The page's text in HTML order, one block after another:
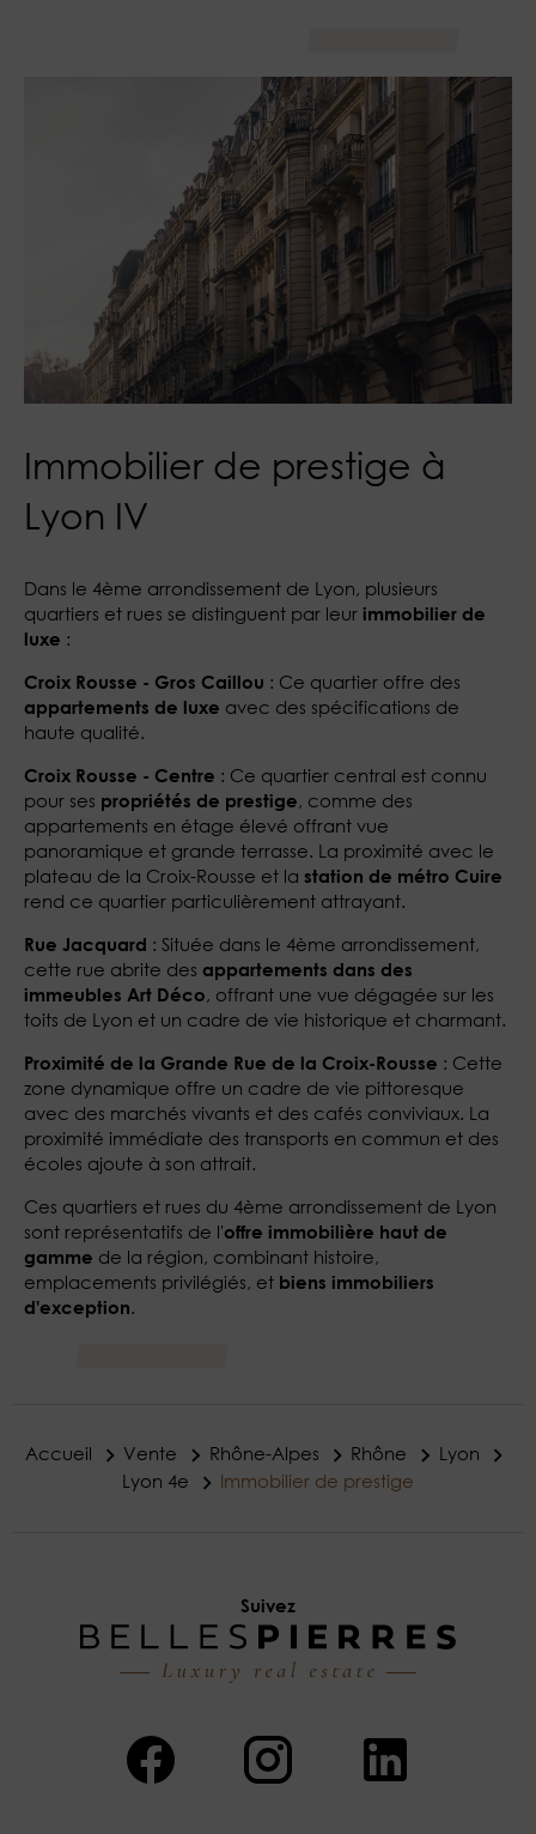
Immobilier de prestige à
Lyon IV
Dans le 4ème arrondissement de Lyon, plusieurs
quartiers et rues se distinguent par leur immobilier de
luxe :
Croix Rousse - Gros Caillou : Ce quartier offre des
appartements de luxe avec des spécifications de
haute qualité.
Croix Rousse - Centre : Ce quartier central est connu
pour ses propriétés de prestige, comme des
appartements en étage élevé offrant vue
panoramique et grande terrasse. La proximité avec le
plateau de la Croix-Rousse et la station de métro Cuire
rend ce quartier particulièrement attrayant​.
Rue Jacquard : Située dans le 4ème arrondissement,
cette rue abrite des appartements dans des
immeubles Art Déco, offrant une vue dégagée sur les
toits de Lyon et un cadre de vie historique et charmant​​.
Proximité de la Grande Rue de la Croix-Rousse : Cette
zone dynamique offre un cadre de vie pittoresque
avec des marchés vivants et des cafés conviviaux. La
proximité immédiate des transports en commun et des
écoles ajoute à son attrait​.
Ces quartiers et rues du 4ème arrondissement de Lyon
sont représentatifs de l'offre immobilière haut de
gamme de la région, combinant histoire,
emplacements privilégiés, et biens immobiliers
d'exception.
Accueil Vente Rhône-Alpes Rhône
Lyon
Lyon 4e
Immobilier de prestige
Suivez